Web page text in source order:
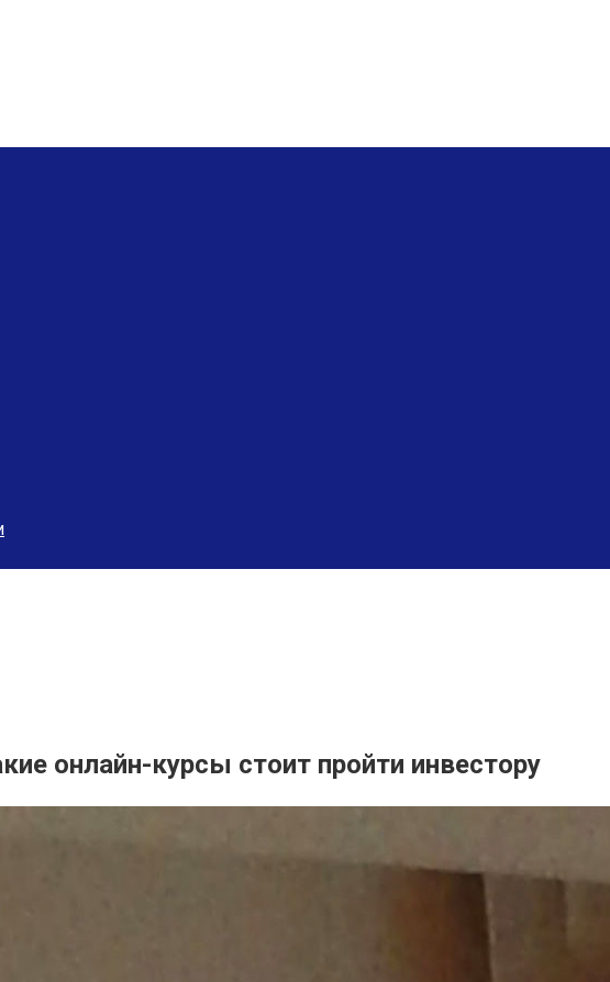
онлайн-курсы стоит пройти инвестору